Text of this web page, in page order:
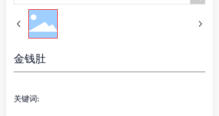
金钱肚
关键词: